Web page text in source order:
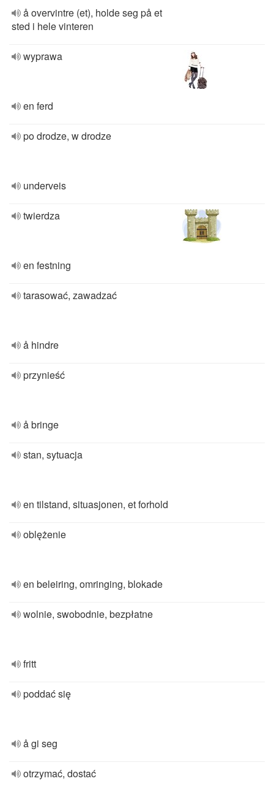
å overvintre (et), holde seg på et
sted i hele vinteren
wyprawa
en ferd
po drodze, w drodze
underveis
twierdza
en festning
tarasować, zawadzać
å hindre
przynieść
å bringe
stan, sytuacja
en tilstand, situasjonen, et forhold
oblężenie
en beleiring, omringing, blokade
wolnie, swobodnie, bezpłatne
fritt
poddać się
å gi seg
otrzymać, dostać